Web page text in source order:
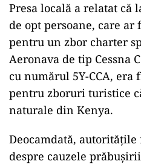
Presa locală a relatat că
de opt persoane, care
pentru un zbor charter
Aeronava de tip Cessna
cu numărul 5Y-CCA,
pentru zboruri turistice
naturale din Kenya.
Deocamdată,
despre cauzele